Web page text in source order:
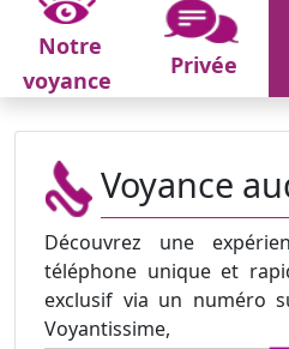
Notre
voyance
Privée
Voyance
Découvrez une
téléphone unique et
exclusif via un numéro